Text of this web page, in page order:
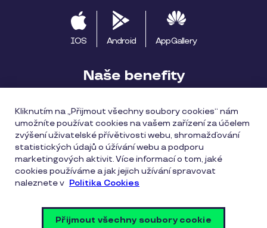
IOS Android AppGallery
Naše benefity
Apple Pay Pluxee Cestuj Pluxee Rozvoz
Katalog provozoven
Všeobecné obchodní podmínky
Zásady ochrany osobních údajů Zásady cookies
Kliknutím na „Přijmout všechny soubory cookies“ nám
umožníte používat cookies na vašem zařízení za účelem
zvýšení uživatelské přívětivosti webu, shromažďování
statistických údajů o úžívání webu a podporu
marketingových aktivit. Více informací o tom, jaké
cookies používáme a jak jejich užívání spravovat
naleznete v Politika Cookies
Přijmout všechny soubory cookie